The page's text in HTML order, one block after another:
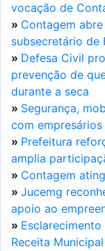
vocação de
» Contagem
subsecretário de
» Defesa Civil
prevenção de
durante a seca
» Segurança,
com empresários
» Prefeitura
amplia
» Contagem
» Jucemg
apoio ao
»
Receita Municipal